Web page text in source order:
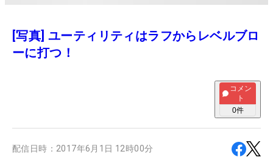
[写真] ユーティリティはラフからレベルブロ
ーに打つ！
コメン
ト
0件
配信日時： 2017年6月1日 12時00分